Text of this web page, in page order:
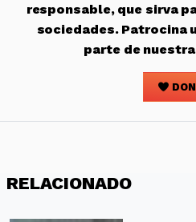
responsable, que sirva
sociedades. Patrocina
parte de
RELACIONADO